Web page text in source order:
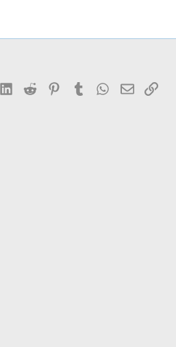
LinkedIn
Reddit PinterestTumblr WhatsApp
EmailLink